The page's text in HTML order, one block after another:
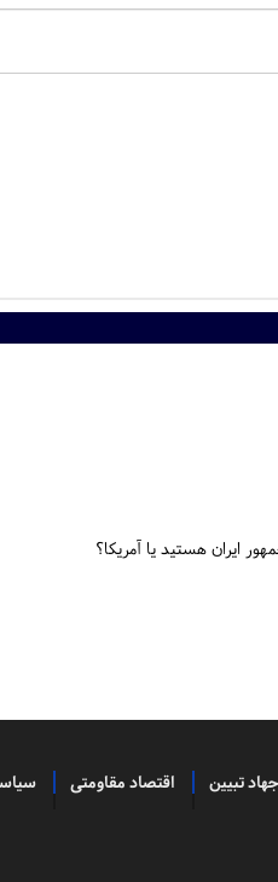
ایران هستید یا آمریکا؟
جهاد تبیین اقتصاد مقاومتی